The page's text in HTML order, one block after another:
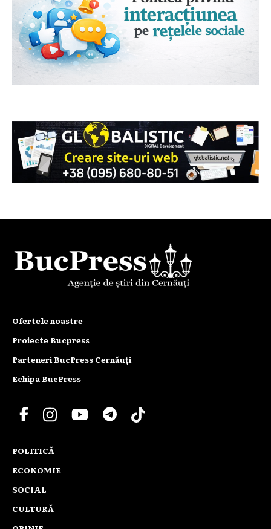
Ofertele noastre
Proiecte Bucpress
Parteneri BucPress Cernăuți
Echipa BucPress
POLITICĂ
ECONOMIE
SOCIAL
CULTURĂ